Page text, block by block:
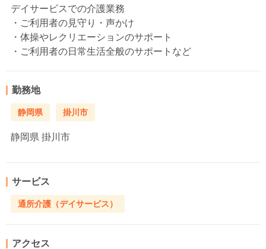
デイサービスでの介護業務
・ご利用者の見守り・声かけ
・体操やレクリエーションのサポート
・ご利用者の日常生活全般のサポートなど
勤務地
静岡県 掛川市
静岡県 掛川市
サービス
通所介護（デイサービス）
アクセス